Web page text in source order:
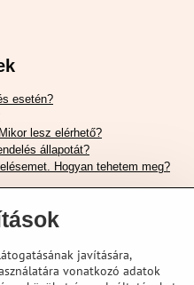
esetén?
lesz elérhető?
állapotát?
Hogyan tehetem meg?
villát ?
sisakot?
javítására,
vonatkozó adatok